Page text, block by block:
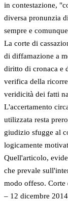
in contestazione,
diversa pronunzia
sempre e
La corte di
di diffamazione a
diritto di cronaca e
verifica della
veridicità dei fatti
L'accertamento
utilizzata resta
giudizio sfugge al
logicamente
Quell'articolo,
che prevale
modo offeso. Corte
– 12 dicembre